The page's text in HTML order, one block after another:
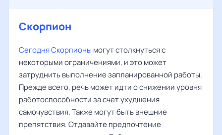
Скорпион
Сегодня Скорпионы могут столкнуться с
некоторыми ограничениями, и это может
затруднить выполнение запланированной работы.
Прежде всего, речь может идти о снижении уровня
работоспособности за счет ухудшения
самочувствия. Также могут быть внешние
препятствия. Отдавайте предпочтение